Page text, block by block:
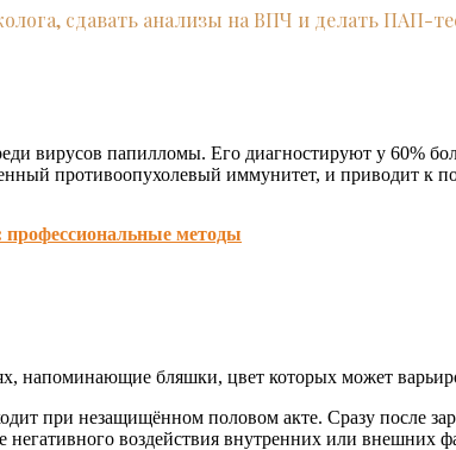
сдавать анализы на ВПЧ и делать ПАП-
вирусов папилломы. Его диагностируют у 60%
противоопухолевый иммунитет, и приводит к
методы
напоминающие бляшки, цвет которых может
при незащищённом половом акте. Сразу после
негативного воздействия внутренних или внешних